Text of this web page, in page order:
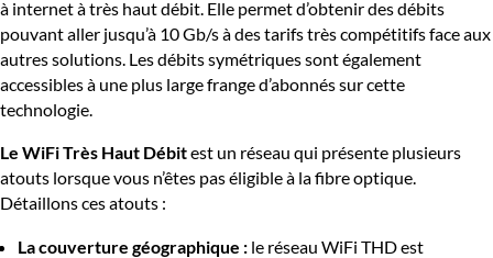
à internet à très haut débit. Elle permet d’obtenir des débits
pouvant aller jusqu’à 10 Gb/s à des tarifs très compétitifs face aux
autres solutions. Les débits symétriques sont également
accessibles à une plus large frange d’abonnés sur cette
technologie.
Le WiFi Très Haut Débitest un réseau qui présente plusieurs
atouts lorsque vous n’êtes pas éligible à la fibre optique.
Détaillons ces atouts :
La couverture géographique : le réseau WiFi THD est